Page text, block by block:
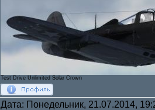
Test Drive Unlimited Solar Crown
Дата: Понедельник, 21.07.2014,